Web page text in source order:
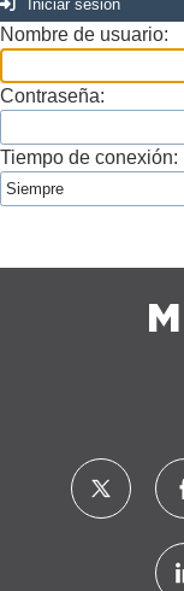
Iniciar sesión
Nombre de usuario:
Contraseña:
Tiempo de conexión: